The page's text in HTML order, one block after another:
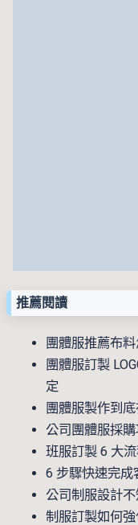
推薦閱讀
團體服推薦布
團體服訂製
定
團體服製作到
公司團體服採
班服訂製 6 大
6 步驟快速完成
公司制服設計
制服訂製如何